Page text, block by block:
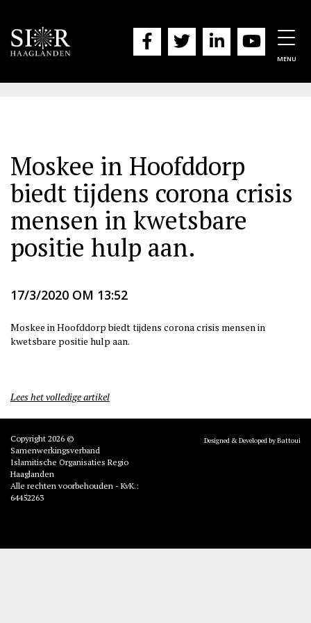
MENU
Moskee in Hoofddorp
biedt tijdens corona crisis
mensen in kwetsbare
positie hulp aan.
17/3/2020 OM 13:52
Moskee in Hoofddorp biedt tijdens corona crisis mensen in
kwetsbare positie hulp aan.
Lees het volledige artikel
Copyright 2026 ©
Samenwerkingsverband
Islamitische Organisaties Regio
Haaglanden
Alle rechten voorbehouden - KvK.:
64452263
Designed & Developed by Battoui